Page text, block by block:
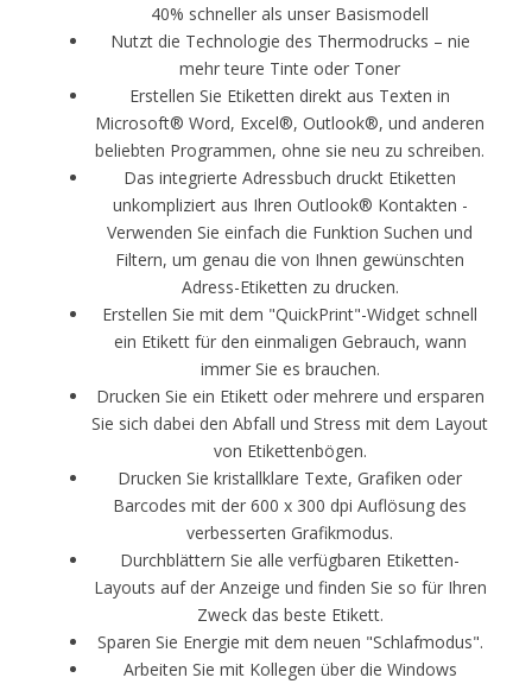
40% schneller als unser Basismodell
Nutzt die Technologie des Thermodrucks – nie
mehr teure Tinte oder Toner
Erstellen Sie Etiketten direkt aus Texten in
Microsoft® Word, Excel®, Outlook®, und anderen
beliebten Programmen, ohne sie neu zu schreiben.
Das integrierte Adressbuch druckt Etiketten
unkompliziert aus Ihren Outlook® Kontakten -
Verwenden Sie einfach die Funktion Suchen und
Filtern, um genau die von Ihnen gewünschten
Adress-Etiketten zu drucken.
Erstellen Sie mit dem "QuickPrint"-Widget schnell
ein Etikett für den einmaligen Gebrauch, wann
immer Sie es brauchen.
Drucken Sie ein Etikett oder mehrere und ersparen
Sie sich dabei den Abfall und Stress mit dem Layout
von Etikettenbögen.
Drucken Sie kristallklare Texte, Grafiken oder
Barcodes mit der 600 x 300 dpi Auflösung des
verbesserten Grafikmodus.
Durchblättern Sie alle verfügbaren Etiketten-
Layouts auf der Anzeige und finden Sie so für Ihren
Zweck das beste Etikett.
Sparen Sie Energie mit dem neuen "Schlafmodus".
Arbeiten Sie mit Kollegen über die Windows